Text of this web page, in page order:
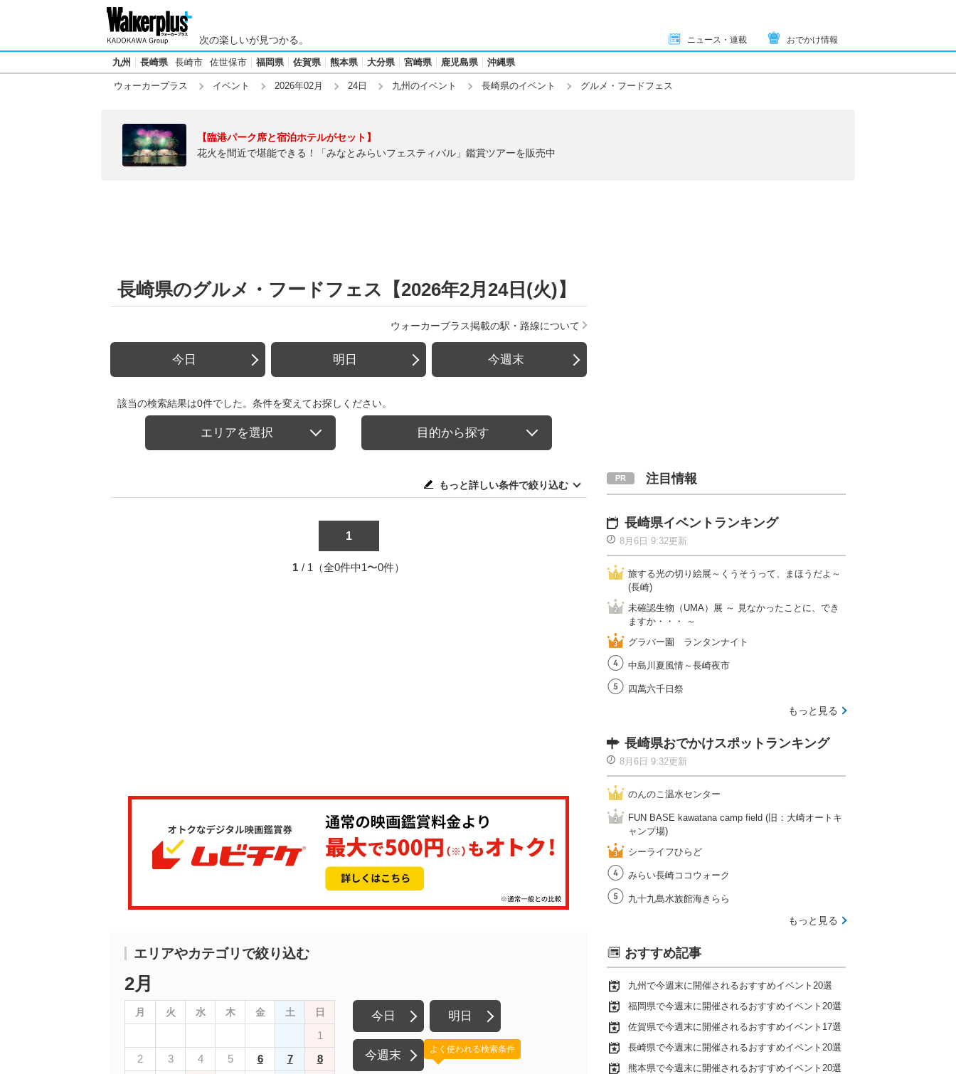
次の楽しいが見つかる。 ニュース・連載 おでかけ情報
九州 長崎県 長崎市 佐世保市 福岡県 佐賀県 熊本県 大分県 宮崎県 鹿児島県 沖縄県
ウォーカープラス イベント 2026年02月 24日 九州のイベント 長崎県のイベント グルメ・フードフェス
【臨港パーク席と宿泊ホテルがセット】
花火を間近で堪能できる！「みなとみらいフェスティバル」鑑賞ツアーを販売中
長崎県のグルメ・フードフェス【2026年2月24日(火)】
ウォーカープラス掲載の駅・路線について
今日 明日 今週末
該当の検索結果は0件でした。条件を変えてお探しください。
エリアを選択 目的から探す
もっと詳しい条件で絞り込む
1
1 / 1（全0件中1〜0件）
エリアやカテゴリで絞り込む
2月
月 火 水 木 金 土 日
1
2
3 4 5 6 7
8
今日 明日
今週末 よく使われる検索条件
注目情報
長崎県イベントランキング
8月6日 9:32更新
旅する光の切り絵展～くうそうって、まほうだよ～
(長崎)
未確認生物（UMA）展 ～ 見なかったことに、でき
ますか・・・ ～
グラバー園 ランタンナイト
中島川夏風情～長崎夜市
四萬六千日祭
もっと見る
長崎県おでかけスポットランキング
8月6日 9:32更新
のんのこ温水センター
FUN BASE kawatana camp field (旧：大崎オートキ
ャンプ場)
シーライフひらど
みらい長崎ココウォーク
九十九島水族館海きらら
もっと見る
おすすめ記事
九州で今週末に開催されるおすすめイベント20選
福岡県で今週末に開催されるおすすめイベント20選
佐賀県で今週末に開催されるおすすめイベント17選
長崎県で今週末に開催されるおすすめイベント20選
熊本県で今週末に開催されるおすすめイベント20選